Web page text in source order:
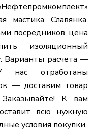
мастика Славянка.
посредников, цена
изоляционный
Варианты расчета —
нас отработаны
— доставим товар
К вам
всю нужную
условия покупки.